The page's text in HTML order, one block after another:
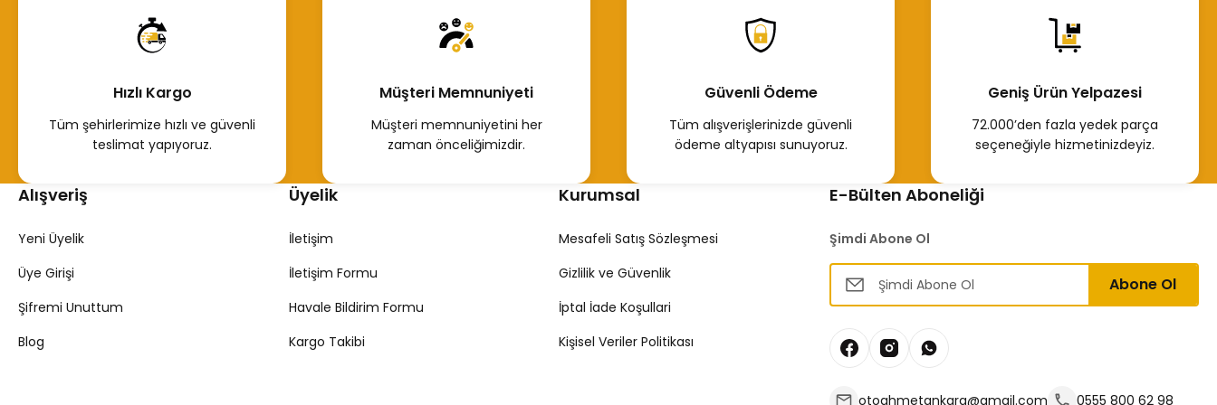
Hemen İncele
121507812R Kol Yatak 1,6 Dizel Mercedes Nissan Renault Orijinal Kol Yatak 1.6 Dizel Motor R9m 121507812R
Hemen İncele
Hızlı Kargo
Tüm şehirlerimize hızlı ve güvenli
teslimat yapıyoruz.
Müşteri Memnuniyeti
Müşteri memnuniyetini her
zaman önceliğimizdir.
Güvenli Ödeme
Tüm alışverişlerinizde güvenli
ödeme altyapısı sunuyoruz.
Geniş Ürün Yelpazesi
72.000’den fazla yedek parça
seçeneğiyle hizmetinizdeyiz.
Alışveriş
Yeni Üyelik
Üye Girişi
Şifremi Unuttum
Blog
Üyelik
İletişim
İletişim Formu
Havale Bildirim Formu
Kargo Takibi
Kurumsal
Mesafeli Satış Sözleşmesi
Gizlilik ve Güvenlik
İptal İade Koşullari
Kişisel Veriler Politikası
E-Bülten Aboneliği
Şimdi Abone Ol
Abone Ol
otoahmetankara@gmail.com 0555 800 62 98